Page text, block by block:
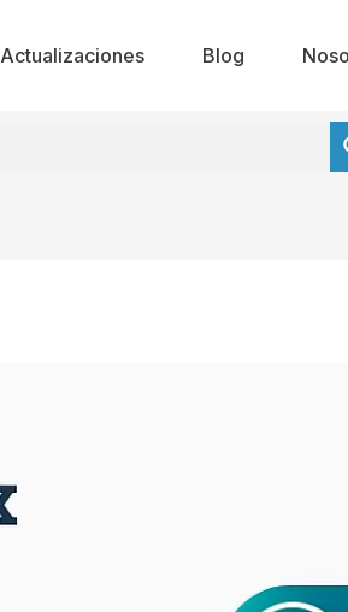
Actualizaciones Blog